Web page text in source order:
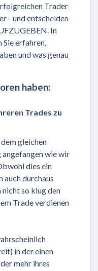
Trader
- und entscheiden
In
erfahren,
und was genau
haben:
Trades zu
gleichen
wie wir
dies ein
auch durchaus
nicht so klug den
Trade verdienen
in der einen
mehr ihres